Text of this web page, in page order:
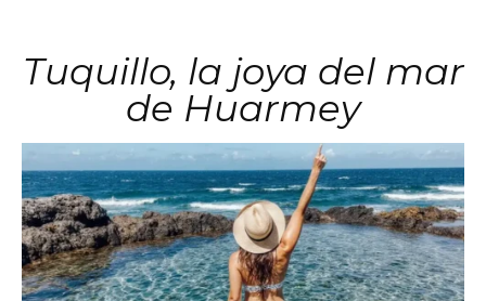
Tuquillo, la joya del mar
de Huarmey